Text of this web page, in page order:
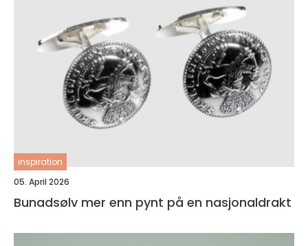
inspiration
05. April 2026
Bunadsølv mer enn pynt på en nasjonaldrakt